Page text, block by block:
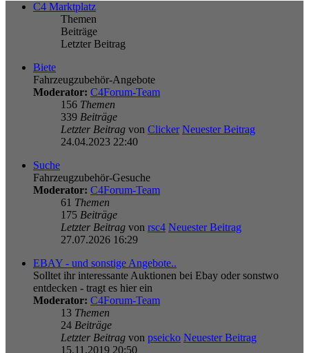
C4 Marktplatz
Themen
Beiträge
Letzter Beitrag
Biete
Fahrzeugzubehör-Angebote
Moderator: C4Forum-Team
156 Themen
339 Beiträge
Letzter Beitrag von Clicker Neuester Beitrag
24.04.2023 22:40
Suche
Fahrzeugzubehör-Gesuche
Moderator: C4Forum-Team
61 Themen
175 Beiträge
Letzter Beitrag von rsc4 Neuester Beitrag
27.07.2026 16:29
EBAY - und sonstige Angebote..
Solltet ihr interessante Auktionen bei Ebay oder sonstwo
entdecken - tragt es hier ein
Moderator: C4Forum-Team
13 Themen
24 Beiträge
Letzter Beitrag von pseicko Neuester Beitrag
15.11.2019 20:50